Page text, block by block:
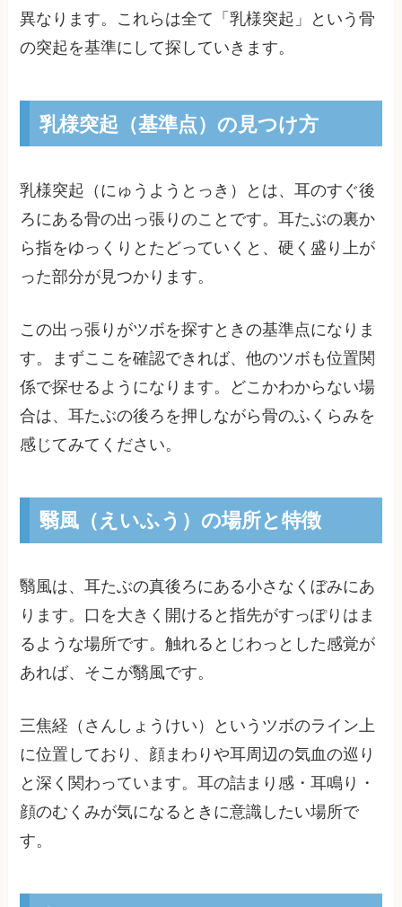
異なります。これらは全て「乳様突起」という骨
の突起を基準にして探していきます。
乳様突起（基準点）の見つけ方
乳様突起（にゅうようとっき）とは、耳のすぐ後
ろにある骨の出っ張りのことです。耳たぶの裏か
ら指をゆっくりとたどっていくと、硬く盛り上が
った部分が見つかります。
この出っ張りがツボを探すときの基準点になりま
す。まずここを確認できれば、他のツボも位置関
係で探せるようになります。どこかわからない場
合は、耳たぶの後ろを押しながら骨のふくらみを
感じてみてください。
翳風（えいふう）の場所と特徴
翳風は、耳たぶの真後ろにある小さなくぼみにあ
ります。口を大きく開けると指先がすっぽりはま
るような場所です。触れるとじわっとした感覚が
あれば、そこが翳風です。
三焦経（さんしょうけい）というツボのライン上
に位置しており、顔まわりや耳周辺の気血の巡り
と深く関わっています。耳の詰まり感・耳鳴り・
顔のむくみが気になるときに意識したい場所で
す。